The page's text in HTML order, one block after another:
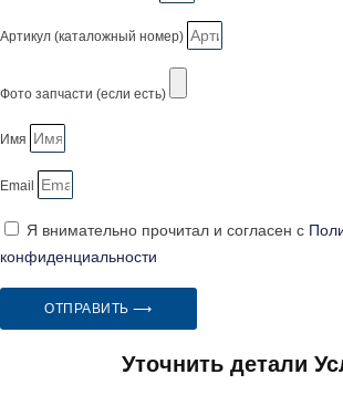
Артикул (каталожный номер)
Фото запчасти (если есть)
Имя
Email
Я внимательно прочитал и согласен с
конфиденциальности
ОТПРАВИТЬ ⟶
Уточнить детали